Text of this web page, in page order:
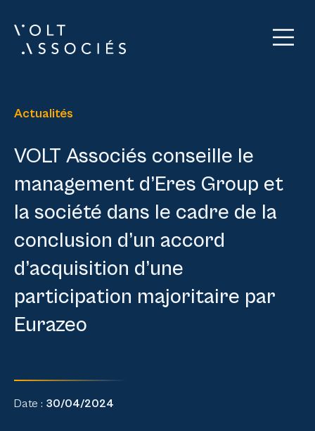
Actualités
VOLT Associés conseille le
management d’Eres Group et
la société dans le cadre de la
conclusion d’un accord
d’acquisition d’une
participation majoritaire par
Eurazeo
Date : 30/04/2024